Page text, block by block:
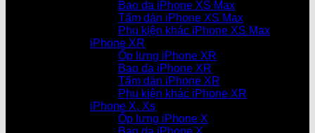
Bao da iPhone XS Max
Tấm dán iPhone XS Max
Phụ kiện khác iPhone XS Max
iPhone XR
Ốp lưng iPhone XR
Bao da iPhone XR
Tấm dán iPhone XR
Phụ kiện khác iPhone XR
iPhone X, Xs
Ốp lưng iPhone X